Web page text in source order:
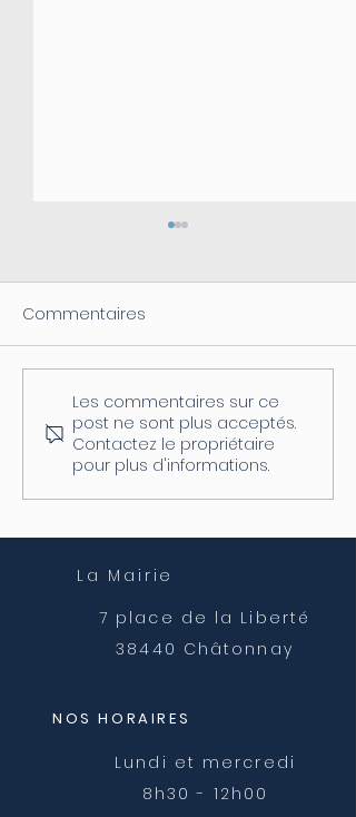
Coupure d'électricité le
04/08
Commentaires
Les commentaires sur ce
post ne sont plus acceptés.
Contactez le propriétaire
pour plus d'informations.
La Mairie
7 place de la Liberté
38440 Châtonnay
NOS HORAIRES
Lundi et mercredi
8h30 - 12h00